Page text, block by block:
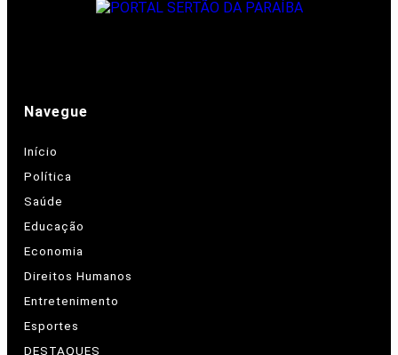
Navegue
Início
Política
Saúde
Educação
Economia
Direitos Humanos
Entretenimento
Esportes
DESTAQUES